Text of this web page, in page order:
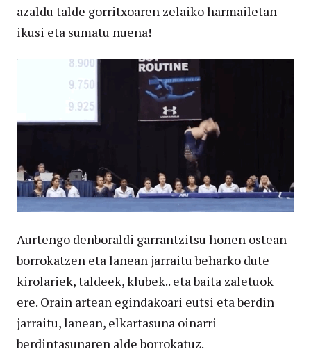
azaldu talde gorritxoaren zelaiko harmailetan
ikusi eta sumatu nuena!
Aurtengo denboraldi garrantzitsu honen ostean
borrokatzen eta lanean jarraitu beharko dute
kirolariek, taldeek, klubek.. eta baita zaletuok
ere. Orain artean egindakoari eutsi eta berdin
jarraitu, lanean, elkartasuna oinarri
berdintasunaren alde borrokatuz.